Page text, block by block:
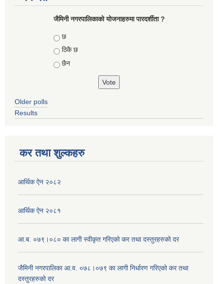
जैमिनी नगरपालिकाको योजनाहरुमा पारदर्शीता ?
Choices
छ
ठिकै छ
छैन
Older polls
Results
कर तथा शुल्कहरु
आर्थिक ऐन २०८२
आर्थिक ऐन २०८१
आ.ब. ०७९।०८० का लागी स्वीकृत गरिएको कर तथा दस्तुरहरुको दर
जैमिनी नगरपालिका आ.व. ०७८।०७९ का लागी निर्धारण गरिएको कर तथा
दस्तुरहरुको दर